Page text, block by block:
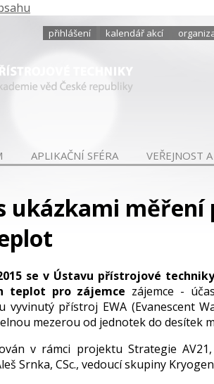
přihlášení kalendář akcí
APLIKAČNÍ SFÉRA VEŘEJNOST
ukázkami
se v Ústavu přístrojové
teplot pro zájemce zájemce -
vyvinutý přístroj EWA (Evanescent
mezerou od jednotek do desítek
v rámci projektu Strategie
Srnka, CSc., vedoucí skupiny